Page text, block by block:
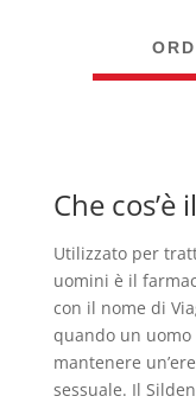
Che cos’è
Utilizzato per
uomini è il
con il nome di
quando un
mantenere
sessuale. Il